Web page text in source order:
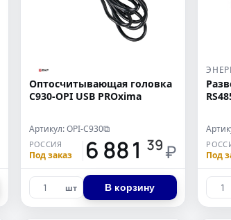
Оптосчитывающая головка
C930-OPI USB PROxima
Артикул: OPI-C930⧉
РОССИЯ
Под заказ 6 881 39₽
шт В корзину
Под